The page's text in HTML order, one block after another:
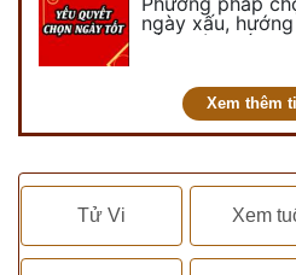
ngày xấu,
tốt, ngày xấu
Xem thêm
Tử Vi Xem